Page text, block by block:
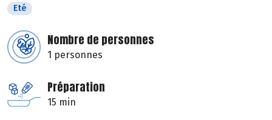
Eté
Nombre de personnes
1 personnes
Préparation
15 min